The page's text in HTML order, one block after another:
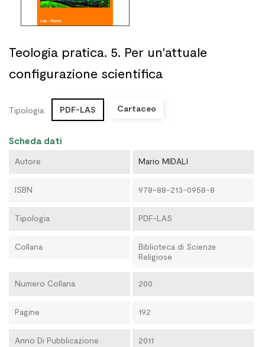
Teologia pratica. 5. Per un'attuale
configurazione scientifica
Tipologia: PDF-LAS Cartaceo
Scheda dati
Autore Mario MIDALI
ISBN 978-88-213-0958-8
Tipologia PDF-LAS
Collana
Biblioteca di Scienze
Religiose
Numero Collana 200
Pagine 192
Anno Di Pubblicazione 2011